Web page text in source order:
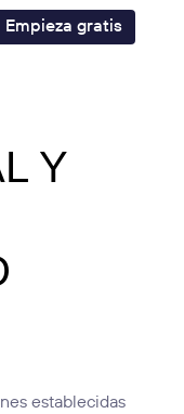
Empieza gratis
Y
establecidas